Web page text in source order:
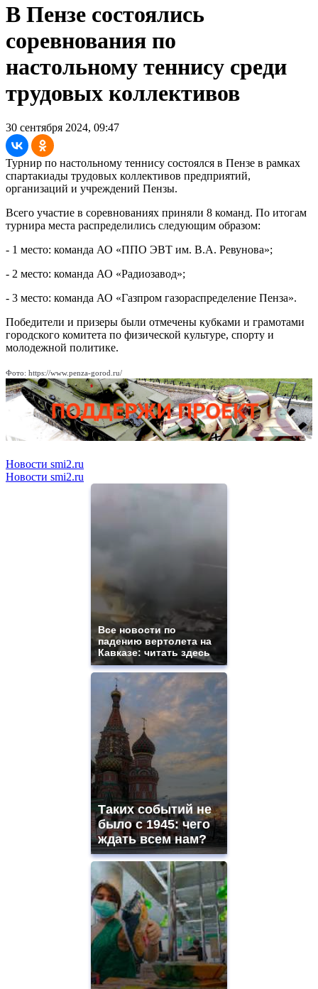
В Пензе состоялись
соревнования по
настольному теннису среди
трудовых коллективов
30 сентября 2024, 09:47
Турнир по настольному теннису состоялся в Пензе в рамках
спартакиады трудовых коллективов предприятий,
организаций и учреждений Пензы.
Всего участие в соревнованиях приняли 8 команд. По итогам
турнира места распределились следующим образом:
- 1 место: команда АО «ППО ЭВТ им. В.А. Ревунова»;
- 2 место: команда АО «Радиозавод»;
- 3 место: команда АО «Газпром газораспределение Пенза».
Победители и призеры были отмечены кубками и грамотами
городского комитета по физической культуре, спорту и
молодежной политике.
Фото: https://www.penza-gorod.ru/
Новости smi2.ru
Новости smi2.ru
Все новости по
падению вертолета на
Кавказе: читать здесь
Таких событий не
было с 1945: чего
ждать всем нам?